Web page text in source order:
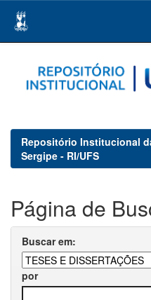
navigation
Repositório Institucional
Sergipe - RI/UFS
Página de
Buscar em:
por